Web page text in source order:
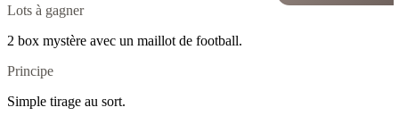
Lots à gagner
2 box mystère avec un maillot de football.
Principe
Simple tirage au sort.